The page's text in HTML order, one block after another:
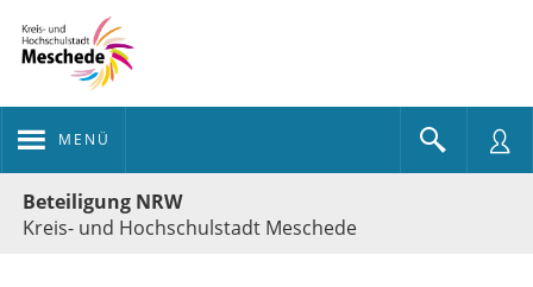
MENÜ
Beteiligung NRW
Kreis- und Hochschulstadt Meschede